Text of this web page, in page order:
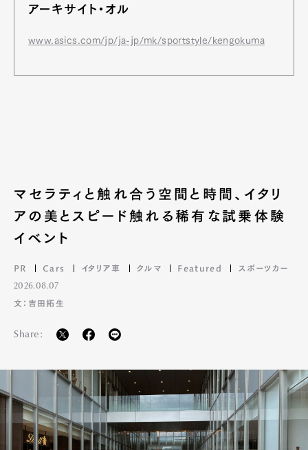
アーキサイト・オル
www.asics.com/jp/ja-jp/mk/sportstyle/kengokuma
マセラティと触れ合う空間と時間、イタリ
アの美とスピード触れる稀有な試乗体験
イベント
PR Cars イタリア車 クルマ Featured スポーツカー
2026.08.07
文：吉田拓生
Share: